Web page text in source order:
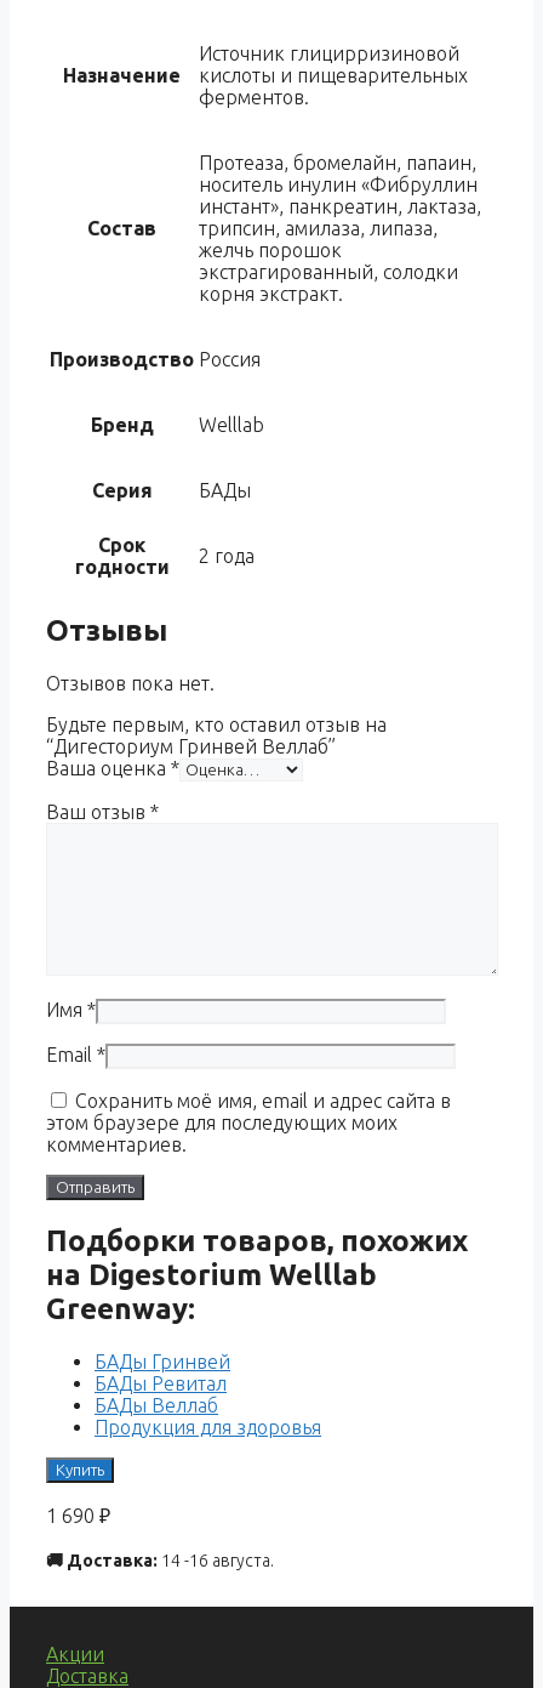
Назначение
Источник глицирризиновой
кислоты и пищеварительных
ферментов.
Состав
Протеаза, бромелайн, папаин,
носитель инулин «Фибруллин
инстант», панкреатин, лактаза,
трипсин, амилаза, липаза,
желчь порошок
экстрагированный, солодки
корня экстракт.
Производство Россия
Бренд Welllab
Серия БАДы
Срок
годности
2 года
Отзывы
Отзывов пока нет.
Будьте первым, кто оставил отзыв на
“Дигесториум Гринвей Веллаб”
Ваша оценка *
Ваш отзыв *
Имя *
Email *
Сохранить моё имя, email и адрес сайта в
этом браузере для последующих моих
комментариев.
Подборки товаров, похожих
на Digestorium Welllab
Greenway:
БАДы Гринвей
БАДы Ревитал
БАДы Веллаб
Продукция для здоровья
Купить
1 690 ₽
🚚 Доставка: 14 -16 августа.
Акции
Доставка